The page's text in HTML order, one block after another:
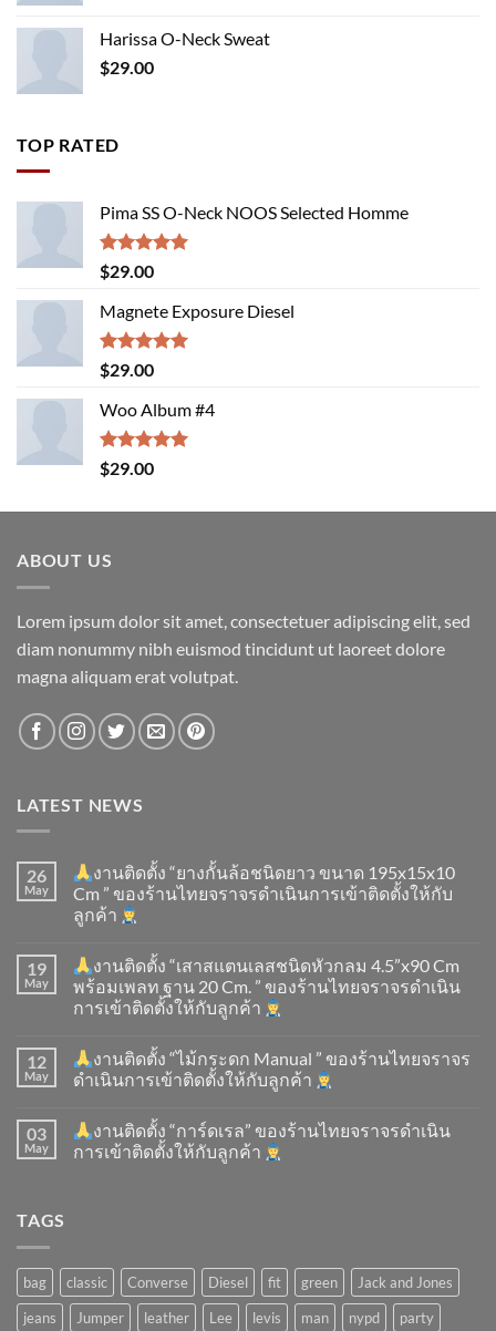
Harissa O-Neck Sweat
$29.00
TOP RATED
Pima SS O-Neck NOOS Selected Homme
Rated5.00
out of 5
$29.00
Magnete Exposure Diesel
Rated5.00
out of 5
$29.00
Woo Album #4
Rated5.00
out of 5
$29.00
ABOUT US
Lorem ipsum dolor sit amet, consectetuer adipiscing elit, sed
diam nonummy nibh euismod tincidunt ut laoreet dolore
magna aliquam erat volutpat.
LATEST NEWS
26
May
งานติดตั้ง “ยางกั้นล้อชนิดยาว ขนาด 195x15x10
Cm ” ของร้านไทยจราจรดำเนินการเข้าติดตั้ง​ให้กับ
ลูกค้า
19
May
งานติดตั้ง “เสาสแตนเลสชนิดหัวกลม 4.5”x90 Cm
พร้อมเพลท ฐาน 20 Cm. ” ของร้านไทยจราจรดำเนิน
การเข้าติดตั้ง​ให้กับลูกค้า
12
May
งานติดตั้ง “ไม้กระดก Manual ” ของร้านไทยจราจร
ดำเนินการเข้าติดตั้ง​ให้กับลูกค้า
03
May
งานติดตั้ง “การ์ดเรล” ของร้านไทยจราจรดำเนิน
การเข้าติดตั้ง​ให้กับลูกค้า
TAGS
bag classic Converse Diesel fit green
Jack and Jones
jeans
Jumper leather Lee levis man nypd party